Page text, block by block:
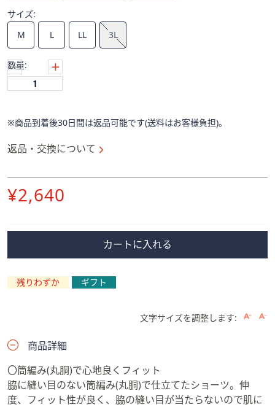
て
閲
覧
で
き
ま
サイズ:
M
L LL 3L
数量:
※商品到着後30日間は返品可能です(送料はお客様負担)。
返品・交換について
削
¥2,640
カートに入れる
残りわずか ギフト
文字サイズを調整します:
商品詳細
〇筒編み(丸胴)で心地良くフィット
脇に縫い目のない筒編み(丸胴)で仕立てたショーツ。伸
度、フィット性が良く、脇の縫い目が当たらないので肌に